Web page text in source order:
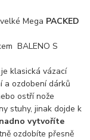
Mega PACKED
BALENO S
klasická vázací
a ozdobení dárků
ostří nože
stuhy, jinak dojde k
vytvoříte
ozdobíte přesně